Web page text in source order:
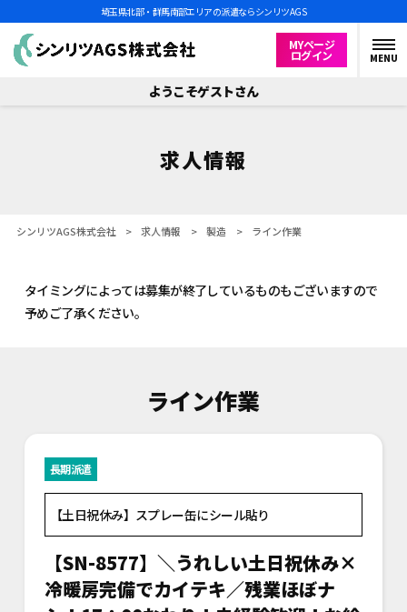
埼玉県北部・群馬南部エリアの派遣ならシンリツAGS
MYページ
ログイン MENU
ようこそゲストさん
求人情報
シンリツAGS株式会社 > 求人情報 > 製造 > ライン作業
タイミングによっては募集が終了しているものもございますので
予めご了承ください。
ライン作業
長期派遣
【土日祝休み】スプレー缶にシール貼り
【SN-8577】＼うれしい土日祝休み×
冷暖房完備でカイテキ／残業ほぼナ